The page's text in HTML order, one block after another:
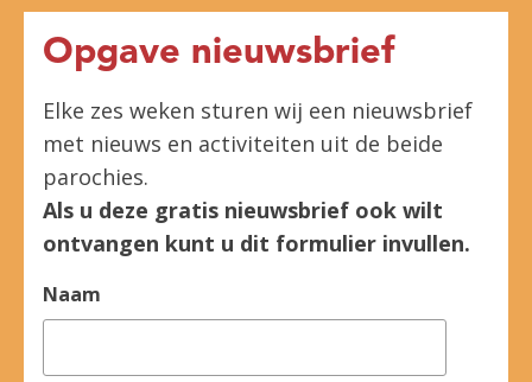
Opgave nieuwsbrief
Elke zes weken sturen wij een nieuwsbrief
met nieuws en activiteiten uit de beide
parochies.
Als u deze gratis nieuwsbrief ook wilt
ontvangen kunt u dit formulier invullen.
Naam